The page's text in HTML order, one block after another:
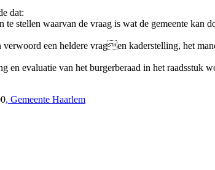
dat:
te stellen waarvan de vraag is wat de gemeente
verwoord een heldere vragen kaderstelling, het
en evaluatie van het burgerberaad in het raadsstuk
, Gemeente Haarlem